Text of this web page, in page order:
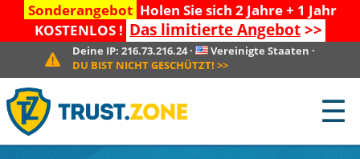
Sonderangebot Holen Sie sich 2 Jahre + 1 Jahr
KOSTENLOS ! Das limitierte Angebot>>
Deine IP:216.73.216.24· Vereinigte Staaten ·
DU BIST NICHT GESCHÜTZT! >>
☰